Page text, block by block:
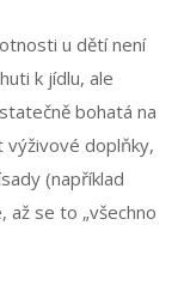
u dětí není
k jídlu, ale
bohatá na
výživové doplňky,
(například
až se to „všechno